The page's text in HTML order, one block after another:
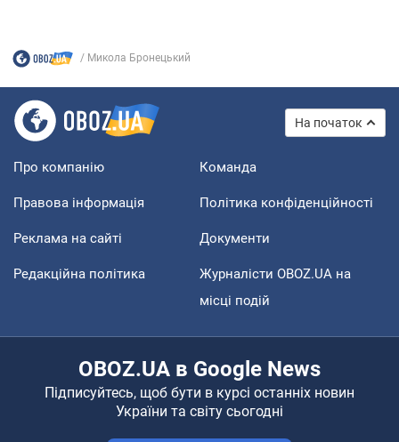
Микола Бронецький
На початок
Про компанію Команда
Правова інформація Політика конфіденційності
Реклама на сайті Документи
Редакційна політика
Журналісти OBOZ.UA на
місці подій
OBOZ.UA в Google News
Підписуйтесь, щоб бути в курсі останніх новин
України та світу сьогодні